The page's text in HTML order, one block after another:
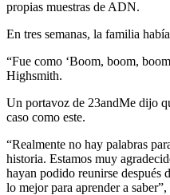
propias muestras de ADN.
En tres semanas, la familia
“Fue como ‘Boom, boom,
Highsmith.
Un portavoz de 23andMe dijo
caso como este.
“Realmente no hay palabras
historia. Estamos muy
hayan podido reunirse después
lo mejor para aprender a